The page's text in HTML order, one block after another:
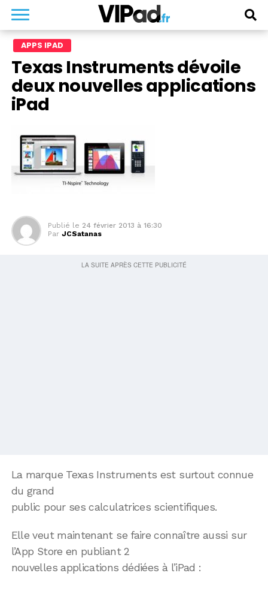
APPS IPAD
Texas Instruments dévoile
deux nouvelles applications
iPad
Publié le 24 février 2013 à 16:30
Par JCSatanas
La marque Texas Instruments est surtout connue
du grand
public pour ses calculatrices scientifiques.
Elle veut maintenant se faire connaître aussi sur
l’App Store en publiant 2
nouvelles applications dédiées à l’iPad :